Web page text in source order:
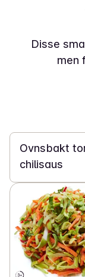
Disse
men
Ovnsbakt
chilisaus